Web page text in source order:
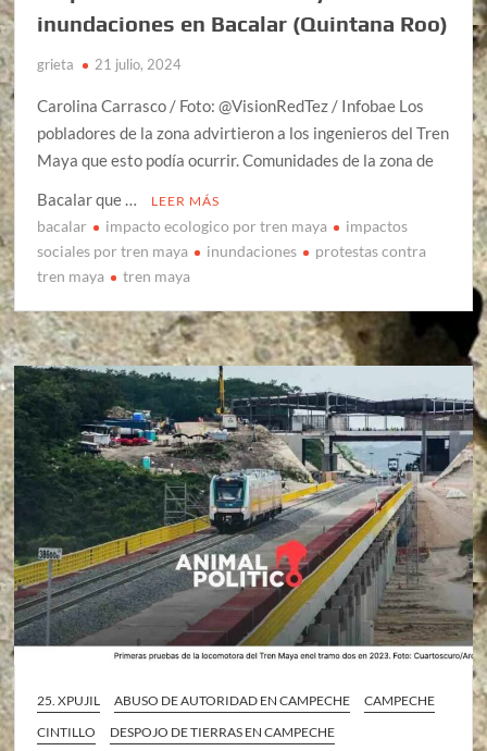
inundaciones en Bacalar (Quintana Roo)
grieta 21 julio, 2024
Carolina Carrasco / Foto: @VisionRedTez / Infobae Los
pobladores de la zona advirtieron a los ingenieros del Tren
Maya que esto podía ocurrir. Comunidades de la zona de
Bacalar que …
LEER MÁS
bacalar impacto ecologico por tren maya
impactos
sociales por tren maya
inundaciones
protestas contra
tren maya
tren maya
25. XPUJIL ABUSO DE AUTORIDAD EN CAMPECHE
CAMPECHE
CINTILLO
DESPOJO DE TIERRAS EN CAMPECHE